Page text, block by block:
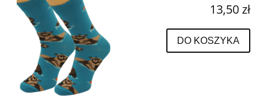
13,50 zł
DO KOSZYKA